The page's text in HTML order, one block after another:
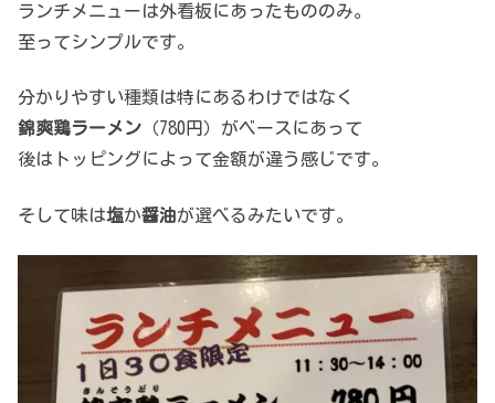
ランチメニューは外看板にあったもののみ。
至ってシンプルです。
分かりやすい種類は特にあるわけではなく
錦爽鶏ラーメン （780円）がベースにあって
後はトッピングによって金額が違う感じです。
そして味は塩か醤油が選べるみたいです。